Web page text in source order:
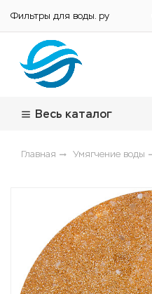
Фильтры для воды. ру
Весь каталог
Главная Умягчение воды